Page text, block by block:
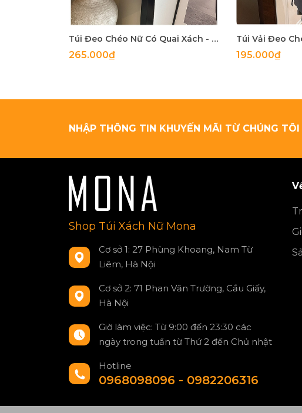
Túi Đeo Chéo Nữ Có Quai Xách - Giỏ Xách Đeo Vai Mona - tt240716
265.000₫ 195.000₫
NHẬP THÔNG TIN KHUYẾN MÃI TỪ CHÚNG TÔI
Shop Túi Xách Nữ Mona
Cơ sở 1: 27 Phùng Khoang, Nam Từ
Liêm, Hà Nội
Cơ sở 2: 71 Phan Văn Trường, Cầu Giấy,
Hà Nội
Giờ làm việc: Từ 9:00 đến 23:30 các
ngày trong tuần từ Thứ 2 đến Chủ nhật
Hotline
0968098096 - 0982206316